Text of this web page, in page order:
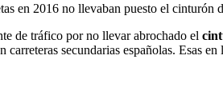
en 2016 no llevaban puesto el cinturón
de tráfico por no llevar abrochado el
secundarias españolas. Esas